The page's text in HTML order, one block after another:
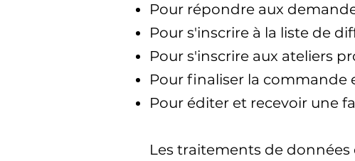
Pour répondre aux
Pour s'inscrire à la liste de
Pour s'inscrire aux ateliers
Pour finaliser la commande
Pour éditer et recevoir une
Les traitements de données